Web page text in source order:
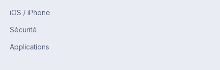
iOS / iPhone
Sécurité
Applications